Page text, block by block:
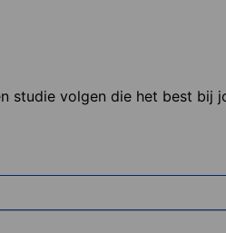
studie volgen die het best